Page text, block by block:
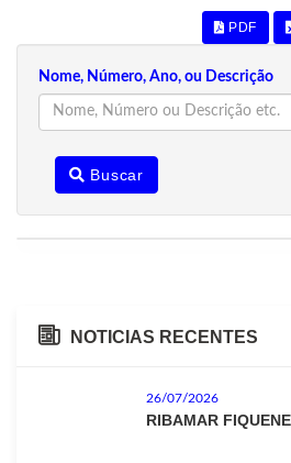
PDF
Nome, Número, Ano, ou Descrição
Buscar
NOTICIAS RECENTES
26/07/2026
RIBAMAR